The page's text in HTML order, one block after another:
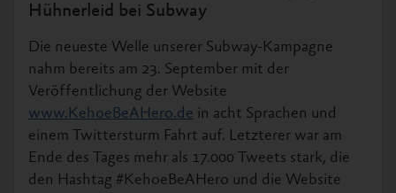
Hühnerleid bei Subway
Die neueste Welle unserer Subway-Kampagne
nahm bereits am 23. September mit der
Veröffentlichung der Website
www.KehoeBeAHero.de in acht Sprachen und
einem Twittersturm Fahrt auf. Letzterer war am
Ende des Tages mehr als 17.000 Tweets stark, die
den Hashtag #KehoeBeAHero und die Website